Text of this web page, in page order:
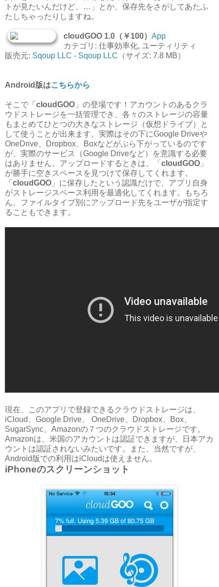
トが見たいんだけど、…」とか、保存先をさがしてあたふ
たしちゃったりしますね。
cloudGOO 1.0（￥100） App
カテゴリ: 仕事効率化, ユーティリティ
販売元: Sqoup LLC - Sqoup LLC （サイズ: 7.8 MB）
Android版はこちらから
そこで「 cloudGOO 」の登場です！アカウントのあるクラ
ウドストレージを一括管理でき、各々のストレージの容量
もまとめてひとつの大きなストレージ（仮想ドライブ）と
して使うことが出来ます。実際はその下にGoogle Driveや
OneDrive、Dropbox、Boxなどがぶら下がっているのです
が、実際のサービス（Google Driveなど）を意識する必要
はありません。アップロードするときは、「 cloudGOO 」
が勝手に空きスペースを見つけて保存してくれます。
「 cloudGOO 」に保存したという認識だけで、アプリ自身
がストレージスペース利用を最適化してくれます。もちろ
ん、ファイルタイプ別にアップロード先をユーザが指定す
ることもできます。
現在、このアプリで登録できるクラウドストレージは、
iCloud、Google Drive、 OneDrive、Dropbox、Box、
SugarSync、Amazonの７つのクラウドストレージです。
Amazonは、米国のアカウントは認証できますが、日本アカ
ウントは認証されないみたいです。また、当然ですが、
Android版での利用はiCloudは使えません。
iPhoneのスクリーンショット